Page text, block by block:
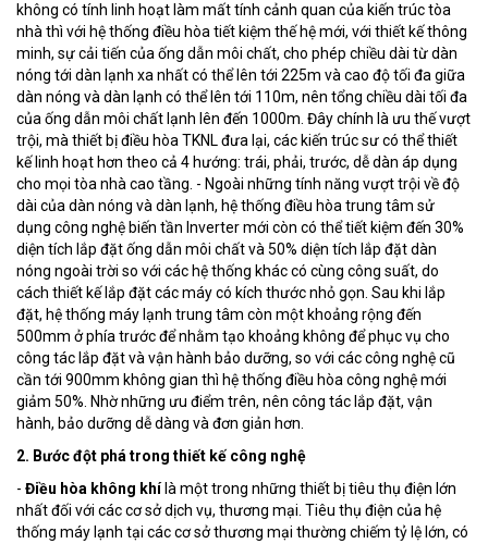
không có tính linh hoạt làm mất tính cảnh quan của kiến trúc tòa
nhà thì với hệ thống điều hòa tiết kiệm thế hệ mới, với thiết kế thông
minh, sự cải tiến của ống dẫn môi chất, cho phép chiều dài từ dàn
nóng tới dàn lạnh xa nhất có thể lên tới 225m và cao độ tối đa giữa
dàn nóng và dàn lạnh có thể lên tới 110m, nên tổng chiều dài tối đa
của ống dẫn môi chất lạnh lên đến 1000m. Đây chính là ưu thế vượt
trội, mà thiết bị điều hòa TKNL đưa lại, các kiến trúc sư có thể thiết
kế linh hoạt hơn theo cả 4 hướng: trái, phải, trước, dễ dàn áp dụng
cho mọi tòa nhà cao tầng. - Ngoài những tính năng vượt trội về độ
dài của dàn nóng và dàn lạnh, hệ thống điều hòa trung tâm sử
dụng công nghệ biến tần Inverter mới còn có thể tiết kiệm đến 30%
diện tích lắp đặt ống dẫn môi chất và 50% diện tích lắp đặt dàn
nóng ngoài trời so với các hệ thống khác có cùng công suất, do
cách thiết kế lắp đặt các máy có kích thước nhỏ gọn. Sau khi lắp
đặt, hệ thống máy lạnh trung tâm còn một khoảng rộng đến
500mm ở phía trước để nhằm tạo khoảng không để phục vụ cho
công tác lắp đặt và vận hành bảo dưỡng, so với các công nghệ cũ
cần tới 900mm không gian thì hệ thống điều hòa công nghệ mới
giảm 50%. Nhờ những ưu điểm trên, nên công tác lắp đặt, vận
hành, bảo dưỡng dễ dàng và đơn giản hơn.
2. Bước đột phá trong thiết kế công nghệ
- Điều hòa không khílà một trong những thiết bị tiêu thụ điện lớn
nhất đối với các cơ sở dịch vụ, thương mại. Tiêu thụ điện của hệ
thống máy lạnh tại các cơ sở thương mại thường chiếm tỷ lệ lớn, có